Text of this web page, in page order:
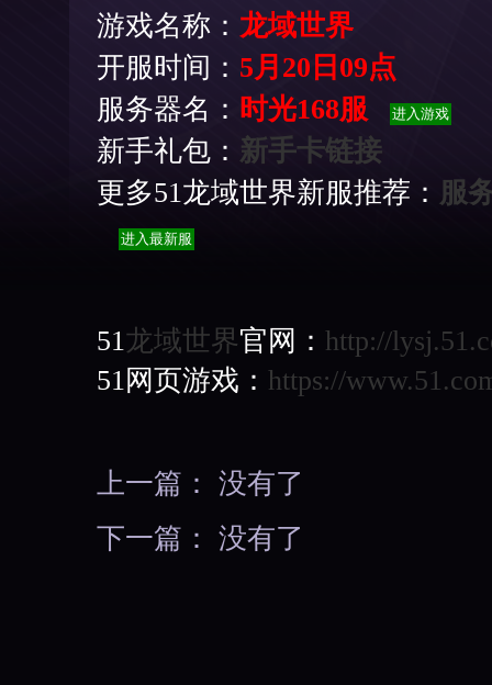
游戏名称： 龙域世界
开服时间： 5月20日09点
服务器名： 时光168服
新手礼包： 新手卡链接
更多51龙域世界新服推荐： 服
51龙域世界官网： http://
51网页游戏： https://
上一篇： 没有了
下一篇： 没有了